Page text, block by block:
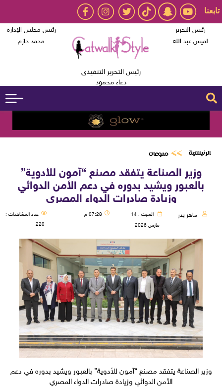
تابعنا
رئيس التحرير
لميس عبد الله
رئيس التحرير التنفيذى
دعاء محمود
رئيس مجلس الإدارة
محمد حازم
الرئيسية منوعات
وزير الصناعة يتفقد مصنع “آمون للأدوية”
بالعبور ويشيد بدوره في دعم الأمن الدوائي
وزيادة صادرات الدواء المصري
ماهر بدر
السبت ، 14
مارس 2026
07:28 م
عدد المشاهدات :
220
وزير الصناعة يتفقد مصنع “آمون للأدوية” بالعبور ويشيد بدوره في دعم
الأمن الدوائي وزيادة صادرات الدواء المصري